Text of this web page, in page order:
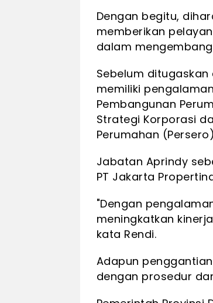
Dengan begitu,
memberikan
dalam
Sebelum ditugaskan
memiliki
Pembangunan
Strategi Korporasi
Perumahan
Jabatan Aprindy
PT Jakarta
"Dengan
meningkatkan kinerja
kata Rendi.
Adapun
dengan prosedur